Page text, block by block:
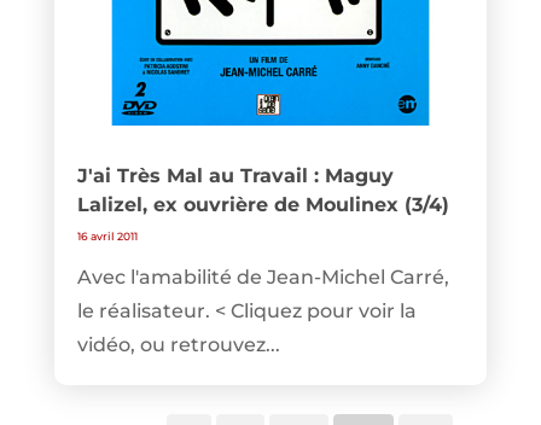
J'ai Très Mal au Travail : Maguy
Lalizel, ex ouvrière de Moulinex (3/4)
16 avril 2011
Avec l'amabilité de Jean-Michel Carré,
le réalisateur. < Cliquez pour voir la
vidéo, ou retrouvez...